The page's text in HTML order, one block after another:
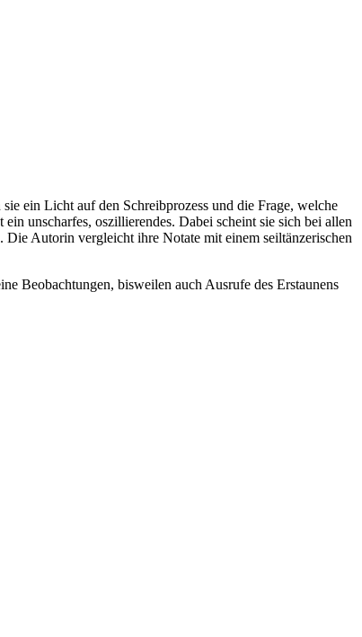
ein Licht auf den Schreibprozess und die Frage, welche
unscharfes, oszillierendes. Dabei scheint sie sich bei allen
Autorin vergleicht ihre Notate mit einem seiltänzerischen
Beobachtungen, bisweilen auch Ausrufe des Erstaunens